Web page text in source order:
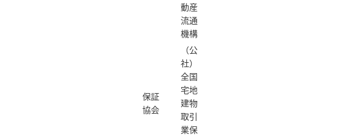
動産
流通
機構
保証
協会
（公
社）
全国
宅地
建物
取引
業保